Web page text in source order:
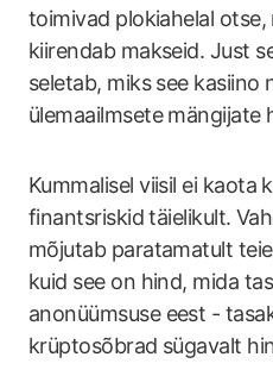
toimivad plokiahelal
kiirendab makseid. Just
seletab, miks see kasiino
ülemaailmsete mängijate
Kummalisel viisil ei kaota
finantsriskid täielikult.
mõjutab paratamatult
kuid see on hind, mida
anonüümsuse eest -
krüptosõbrad sügavalt